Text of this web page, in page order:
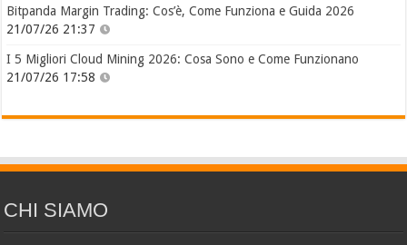
Bitpanda Margin Trading: Cos’è, Come Funziona e Guida 2026
21/07/26 21:37
I 5 Migliori Cloud Mining 2026: Cosa Sono e Come Funzionano
21/07/26 17:58
CHI SIAMO